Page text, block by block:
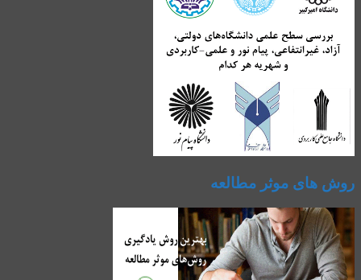
روش های موثر مطالعه